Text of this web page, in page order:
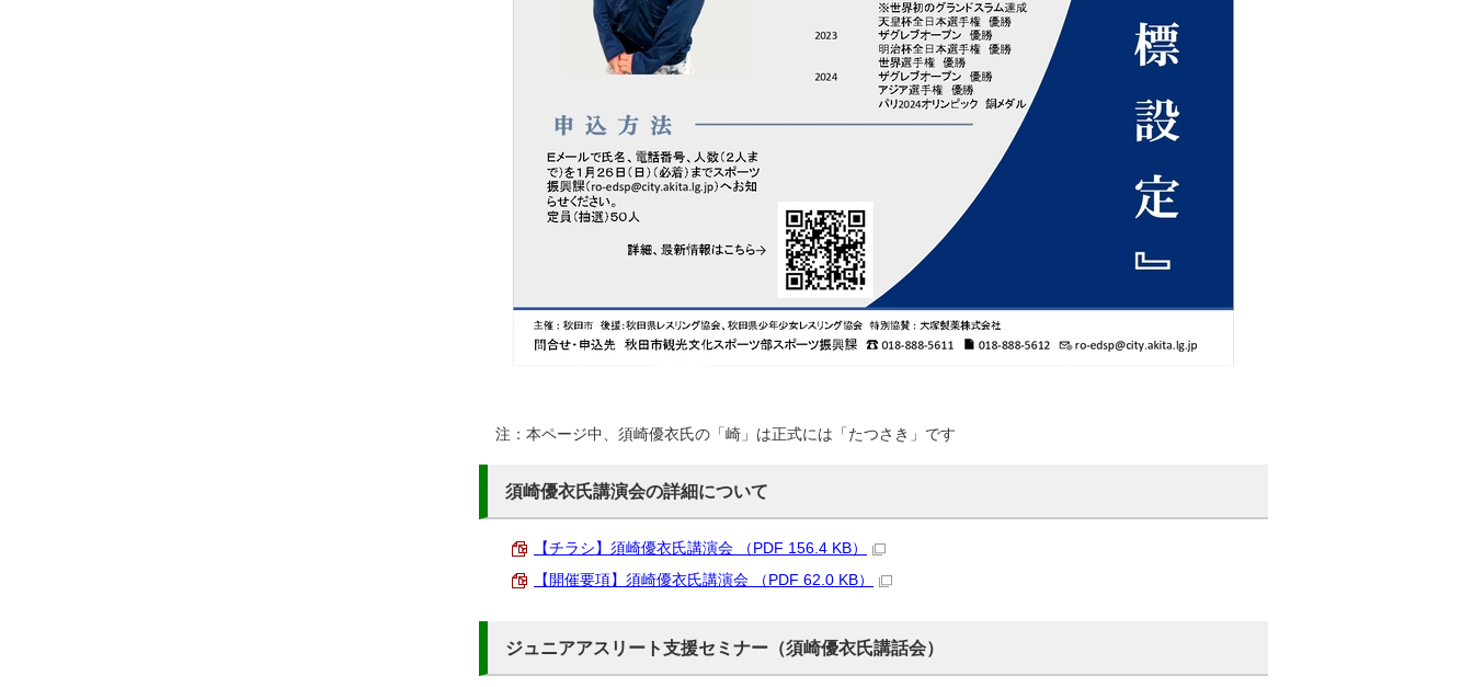
注：本ページ中、須崎優衣氏の「崎」は正式には「たつさき」です
須崎優衣氏講演会の詳細について
【チラシ】須崎優衣氏講演会 （PDF 156.4 KB）
【開催要項】須崎優衣氏講演会 （PDF 62.0 KB）
ジュニアアスリート支援セミナー（須崎優衣氏講話会）